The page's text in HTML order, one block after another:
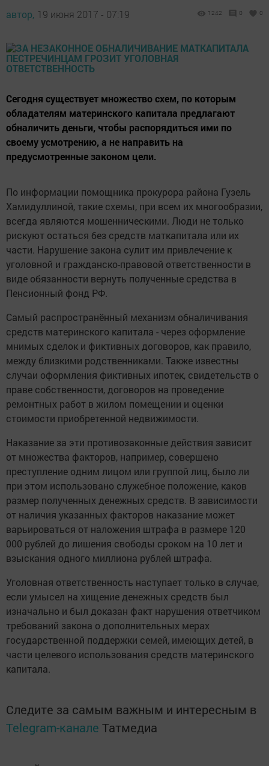
автор, 19 июня 2017 - 07:19 1242 0 0
Сегодня существует множество схем, по которым
обладателям материнского капитала предлагают
обналичить деньги, чтобы распорядиться ими по
своему усмотрению, а не направить на
предусмотренные законом цели.
По информации помощника прокурора района Гузель
Хамидуллиной, такие схемы, при всем их многообразии,
всегда являются мошенническими. Люди не только
рискуют остаться без средств маткапитала или их
части. Нарушение закона сулит им привлечение к
уголовной и гражданско-правовой ответственности в
виде обязанности вернуть полученные средства в
Пенсионный фонд РФ.
Самый распространённый механизм обналичивания
средств материнского капитала - через оформление
мнимых сделок и фиктивных договоров, как правило,
между близкими родственниками. Также известны
случаи оформления фиктивных ипотек, свидетельств о
праве собственности, договоров на проведение
ремонтных работ в жилом помещении и оценки
стоимости приобретенной недвижимости.
Наказание за эти противозаконные действия зависит
от множества факторов, например, совершено
преступление одним лицом или группой лиц, было ли
при этом использовано служебное положение, каков
размер полученных денежных средств. В зависимости
от наличия указанных факторов наказание может
варьироваться от наложения штрафа в размере 120
000 рублей до лишения свободы сроком на 10 лет и
взыскания одного миллиона рублей штрафа.
Уголовная ответственность наступает только в случае,
если умысел на хищение денежных средств был
изначально и был доказан факт нарушения ответчиком
требований закона о дополнительных мерах
государственной поддержки семей, имеющих детей, в
части целевого использования средств материнского
капитала.
Следите за самым важным и интересным в
Telegram-канале Татмедиа